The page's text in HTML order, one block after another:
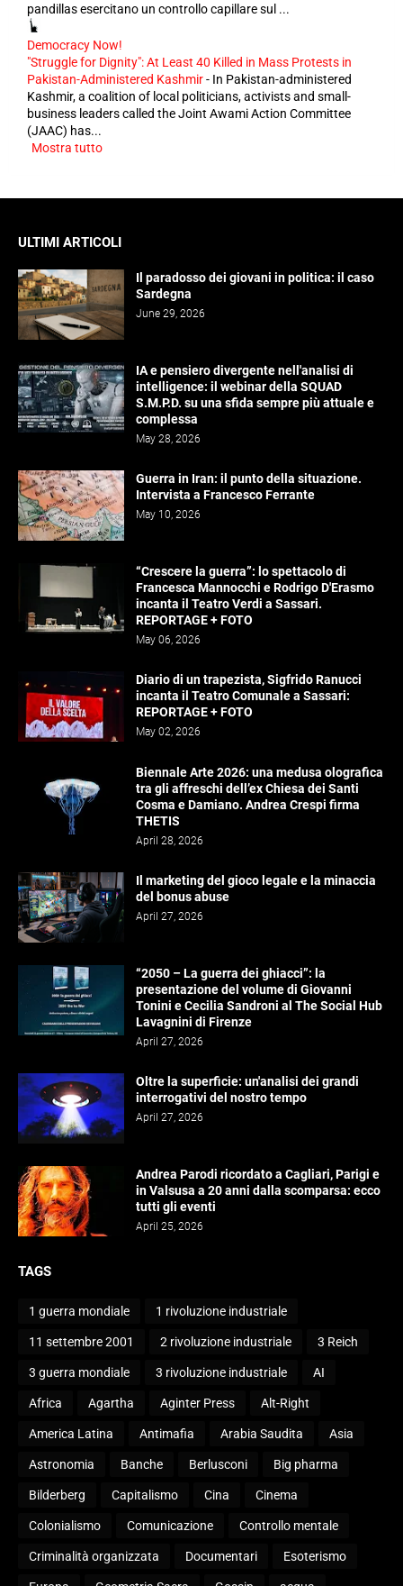
pandillas esercitano un controllo capillare sul ...
Democracy Now!
"Struggle for Dignity": At Least 40 Killed in Mass Protests in
Pakistan-Administered Kashmir- In Pakistan-administered
Kashmir, a coalition of local politicians, activists and small-
business leaders called the Joint Awami Action Committee
(JAAC) has...
Mostra tutto
ULTIMI ARTICOLI
Il paradosso dei giovani in politica: il caso
Sardegna
June 29, 2026
IA e pensiero divergente nell'analisi di
intelligence: il webinar della SQUAD
S.M.P.D. su una sfida sempre più attuale e
complessa
May 28, 2026
Guerra in Iran: il punto della situazione.
Intervista a Francesco Ferrante
May 10, 2026
“Crescere la guerra”: lo spettacolo di
Francesca Mannocchi e Rodrigo D'Erasmo
incanta il Teatro Verdi a Sassari.
REPORTAGE + FOTO
May 06, 2026
Diario di un trapezista, Sigfrido Ranucci
incanta il Teatro Comunale a Sassari:
REPORTAGE + FOTO
May 02, 2026
Biennale Arte 2026: una medusa olografica
tra gli affreschi dell’ex Chiesa dei Santi
Cosma e Damiano. Andrea Crespi firma
THETIS
April 28, 2026
Il marketing del gioco legale e la minaccia
del bonus abuse
April 27, 2026
“2050 – La guerra dei ghiacci”: la
presentazione del volume di Giovanni
Tonini e Cecilia Sandroni al The Social Hub
Lavagnini di Firenze
April 27, 2026
Oltre la superficie: un'analisi dei grandi
interrogativi del nostro tempo
April 27, 2026
Andrea Parodi ricordato a Cagliari, Parigi e
in Valsusa a 20 anni dalla scomparsa: ecco
tutti gli eventi
April 25, 2026
TAGS
1 guerra mondiale 1 rivoluzione industriale
11 settembre 2001 2 rivoluzione industriale 3 Reich
3 guerra mondiale 3 rivoluzione industriale AI
Africa Agartha Aginter Press Alt-Right
America Latina Antimafia Arabia Saudita Asia
Astronomia Banche Berlusconi Big pharma
Bilderberg Capitalismo Cina Cinema
Colonialismo Comunicazione Controllo mentale
Criminalità organizzata Documentari Esoterismo